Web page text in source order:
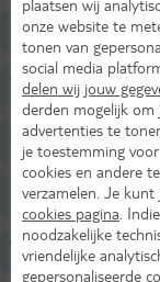
Strand
Wellness
Sport &
Entertainment
Voor de kinderen
plaatsen wij
onze website te
tonen van
social media
delen wij jouw
derden mogelijk om
advertenties te
je toestemming
cookies en andere
verzamelen. Je
cookies pagina .
noodzakelijke
vriendelijke
gepersonaliseerde